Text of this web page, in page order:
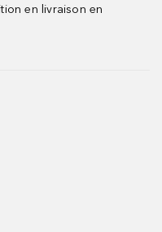
en livraison en